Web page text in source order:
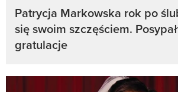
Patrycja Markowska rok po
się swoim szczęściem.
gratulacje